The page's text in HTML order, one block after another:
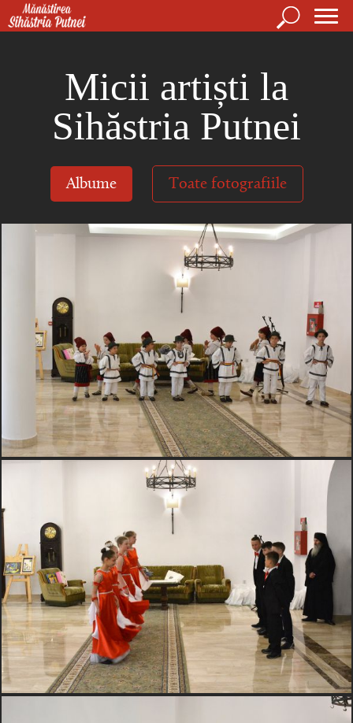
Mergi la conţinutul principal
Căutare
Micii artiști la
Sihăstria Putnei
Albume Toate fotografiile